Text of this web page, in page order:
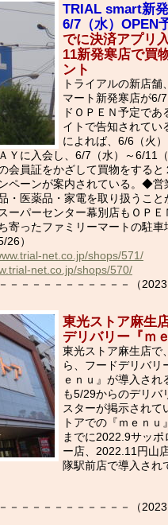
TRIAL smart新
6/7（水）OPEN
でに決済アプリ
11新発寒店で買
ント
トライアルの新店舗
マート新発寒店が6/
ドＯＰＥＮ予定であ
イトで告知されて
によれば、6/6（火
Ｙに入会し、6/7（水）～6/11
会員証をかざして買物をすると
ペーンが案内されている。◆営
・医薬品・家電を取り扱うこと
ーパーセンター幕別店もＯＰＥ
寄ったファミリーマートの駐車
）
net.co.jp/shops/571/
net.co.jp/shops/570/
－－－－－－－－－－－（
東光ストア麻生
デリバリー『ｍ
東光ストア麻生店で
ら、フードデリバリ
ｅｎｕ』が導入され
も5/29からのデリバ
スターが掲示され
トアでの『ｍｅｎｕ
までに2022.9サッ
ー店、2022.11円山
隊駅前店で導入され
－－－－－－－－－－－（